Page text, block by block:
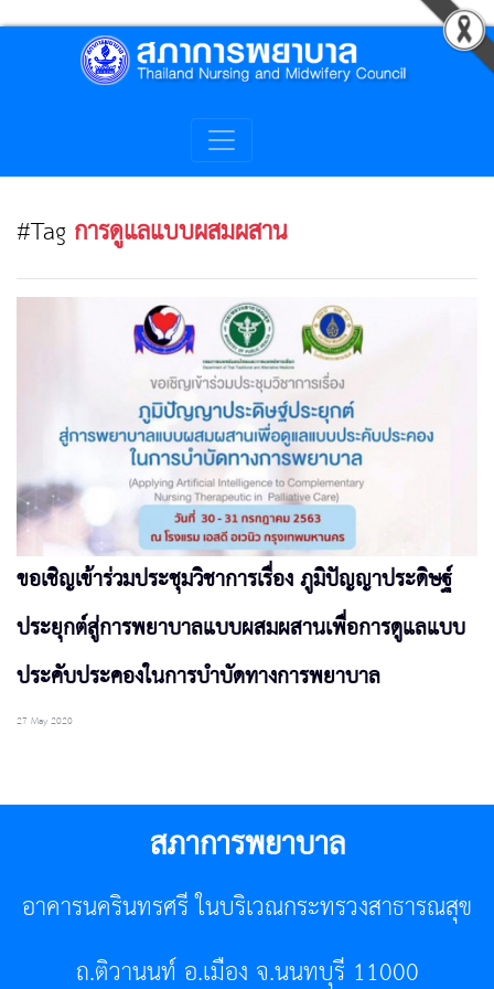
#Tag การดูแลแบบผสมผสาน
ขอเชิญเข้าร่วมประชุมวิชาการเรื่อง ภูมิปัญญาประดิษฐ์
ประยุกต์สู่การพยาบาลแบบผสมผสานเพื่อการดูแลแบบ
ประคับประคองในการบำบัดทางการพยาบาล
27 May 2020
สภาการพยาบาล
อาคารนครินทรศรี ในบริเวณกระทรวงสาธารณสุข
ถ.ติวานนท์ อ.เมือง จ.นนทบุรี 11000